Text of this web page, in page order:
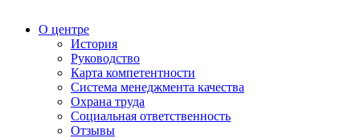
О центре
История
Руководство
Карта компетентности
Система менеджмента качества
Охрана труда
Социальная ответственность
Отзывы